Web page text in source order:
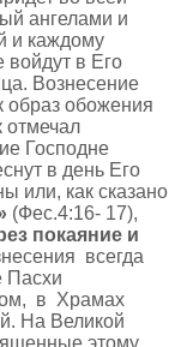
ангелами и
и каждому
войдут в Его
Вознесение
образ обожения
отмечал
Господне
в день Его
или, как сказано
(Фес.4:16- 17),
покаяние и
всегда
Пасхи
в Храмах
На Великой
этому